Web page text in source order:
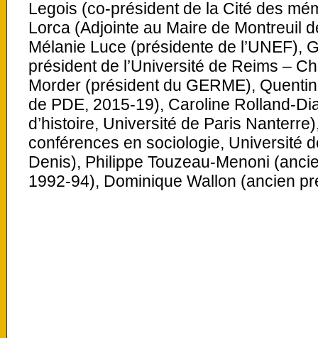
Legois (co-président de la Cité des
Lorca (Adjointe au Maire de Montreuil
Mélanie Luce (présidente de l’UNEF),
président de l’Université de Reims –
Morder (président du GERME),
de PDE, 2015-19), Caroline Rolland-
d’histoire, Université de Paris
conférences en sociologie, Université
Denis), Philippe Touzeau-Menoni
1992-94), Dominique Wallon (ancien